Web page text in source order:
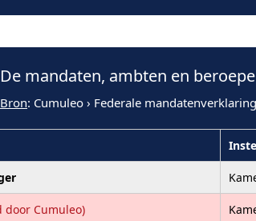
De mandaten, ambten en
Bron: Cumuleo › Federale
door Cumuleo)